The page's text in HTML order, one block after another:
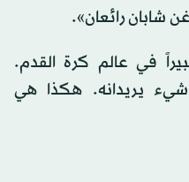
شابان رائعان».
في عالم كرة القدم.
يريدانه. هكذا هي